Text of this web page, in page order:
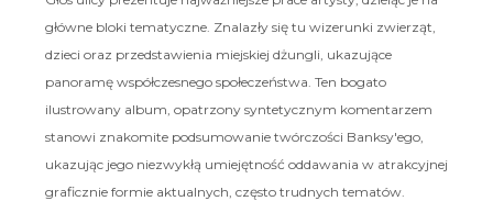
główne bloki tematyczne. Znalazły się tu wizerunki zwierząt,
dzieci oraz przedstawienia miejskiej dżungli, ukazujące
panoramę współczesnego społeczeństwa. Ten bogato
ilustrowany album, opatrzony syntetycznym komentarzem
stanowi znakomite podsumowanie twórczości Banksy'ego,
ukazując jego niezwykłą umiejętność oddawania w atrakcyjnej
graficznie formie aktualnych, często trudnych tematów.